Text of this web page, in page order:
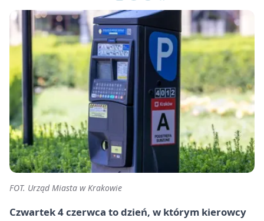
FOT. Urząd Miasta w Krakowie
Czwartek 4 czerwca to dzień, w którym kierowcy